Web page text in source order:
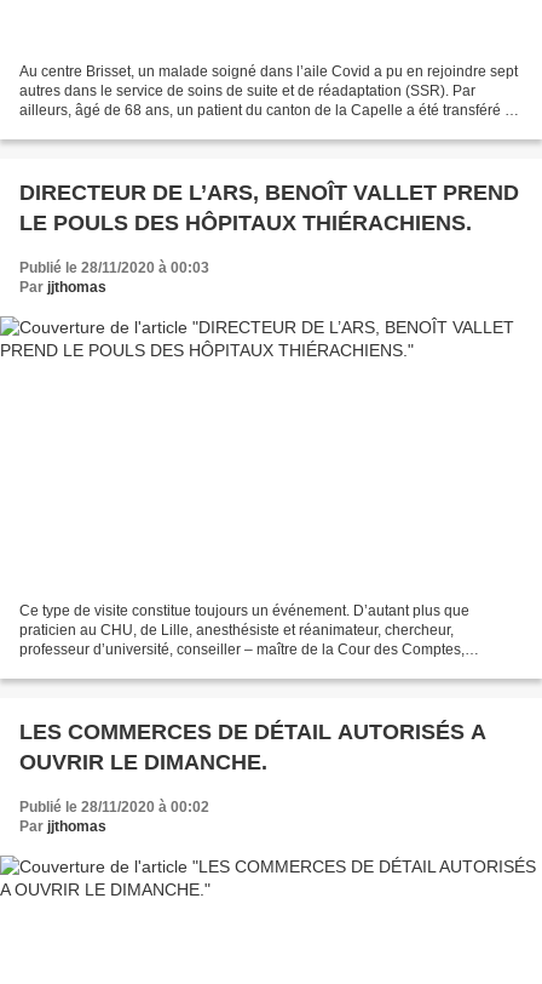
Au centre Brisset, un malade soigné dans l’aile Covid a pu en rejoindre sept
autres dans le service de soins de suite et de réadaptation (SSR). Par
ailleurs, âgé de 68 ans, un patient du canton de la Capelle a été transféré en
DIRECTEUR DE L’ARS, BENOÎT VALLET PREND
LE POULS DES HÔPITAUX THIÉRACHIENS.
Publié le 28/11/2020 à 00:03
Par jjthomas
Ce type de visite constitue toujours un événement. D’autant plus que
praticien au CHU, de Lille, anesthésiste et réanimateur, chercheur,
professeur d’université, conseiller – maître de la Cour des Comptes,
LES COMMERCES DE DÉTAIL AUTORISÉS A
OUVRIR LE DIMANCHE.
Publié le 28/11/2020 à 00:02
Par jjthomas